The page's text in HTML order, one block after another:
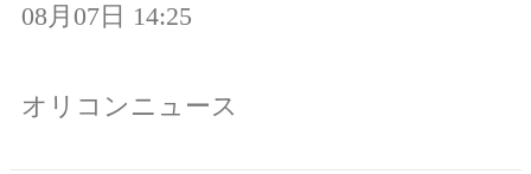
08月07日 14:25
オリコンニュース